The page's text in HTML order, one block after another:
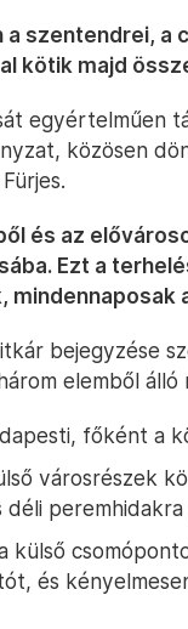
a szentendrei, a
kötik majd
egyértelműen
közösen
és az
Ezt a
bejegyzése
elemből álló
főként a
városrészek
déli
külső
és